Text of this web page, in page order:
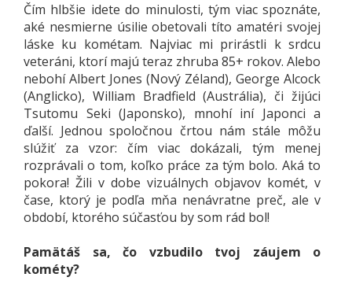
Čím hlbšie idete do minulosti, tým viac spoznáte,
aké nesmierne úsilie obetovali títo amatéri svojej
láske ku kométam. Najviac mi prirástli k srdcu
veteráni, ktorí majú teraz zhruba 85+ rokov. Alebo
nebohí Albert Jones (Nový Zéland), George Alcock
(Anglicko), William Bradfield (Austrália), či žijúci
Tsutomu Seki (Japonsko), mnohí iní Japonci a
ďalší. Jednou spoločnou črtou nám stále môžu
slúžiť za vzor: čím viac dokázali, tým menej
rozprávali o tom, koľko práce za tým bolo. Aká to
pokora! Žili v dobe vizuálnych objavov komét, v
čase, ktorý je podľa mňa nenávratne preč, ale v
období, ktorého súčasťou by som rád bol!
Pamätáš sa, čo vzbudilo tvoj záujem o
kométy?